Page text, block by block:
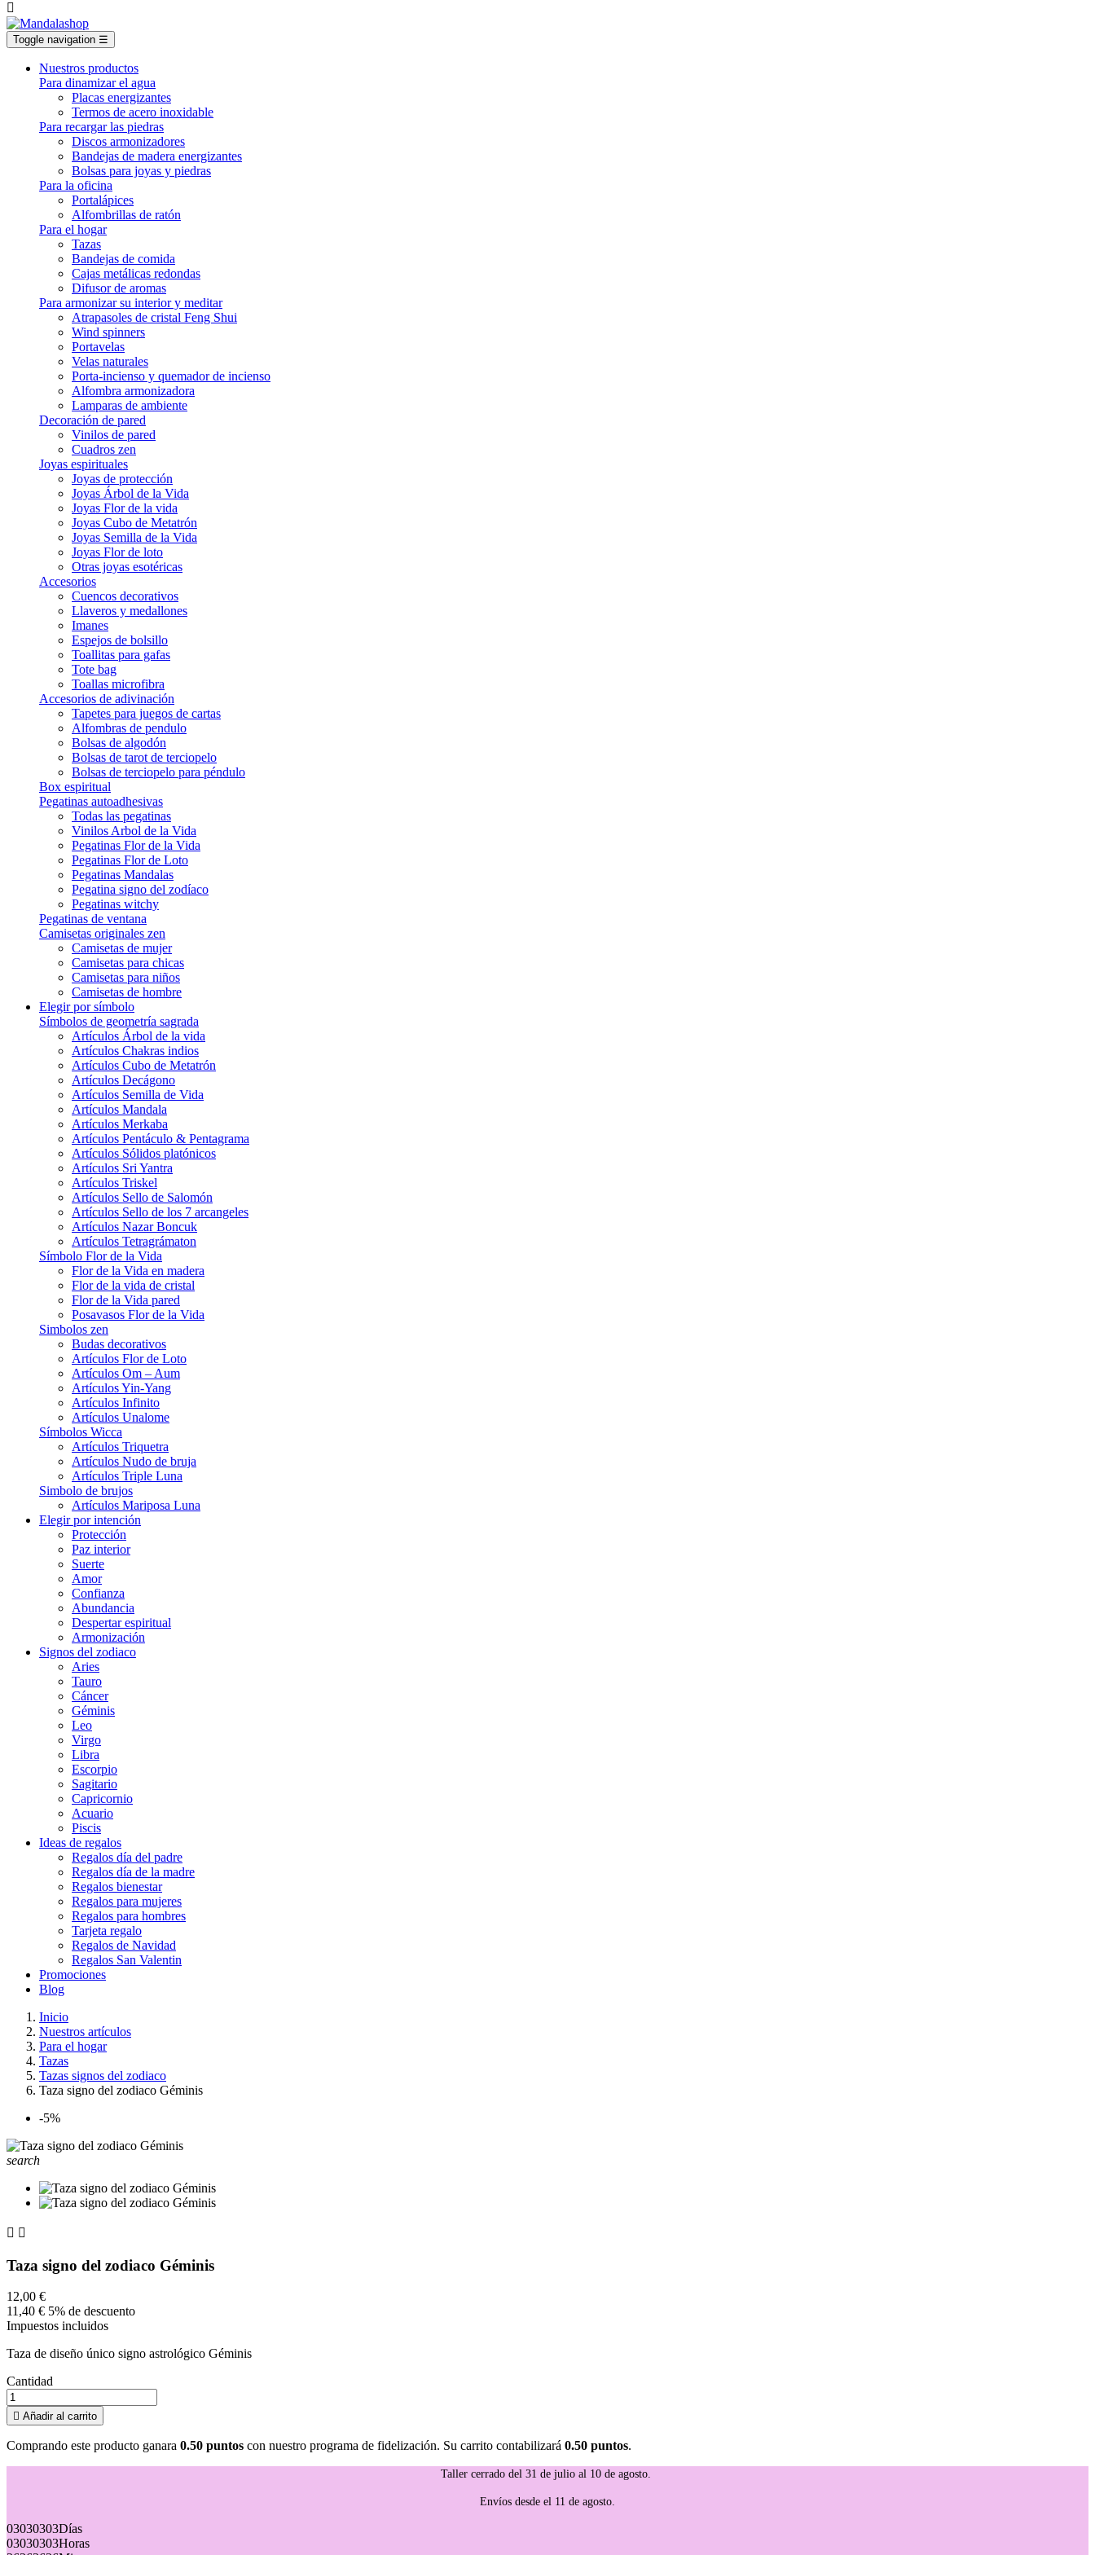

Toggle navigation ☰
Nuestros productos
Para dinamizar el agua
Placas energizantes
Termos de acero inoxidable
Para recargar las piedras
Discos armonizadores
Bandejas de madera energizantes
Bolsas para joyas y piedras
Para la oficina
Portalápices
Alfombrillas de ratón
Para el hogar
Tazas
Bandejas de comida
Cajas metálicas redondas
Difusor de aromas
Para armonizar su interior y meditar
Atrapasoles de cristal Feng Shui
Wind spinners
Portavelas
Velas naturales
Porta-incienso y quemador de incienso
Alfombra armonizadora
Lamparas de ambiente
Decoración de pared
Vinilos de pared
Cuadros zen
Joyas espirituales
Joyas de protección
Joyas Árbol de la Vida
Joyas Flor de la vida
Joyas Cubo de Metatrón
Joyas Semilla de la Vida
Joyas Flor de loto
Otras joyas esotéricas
Accesorios
Cuencos decorativos
Llaveros y medallones
Imanes
Espejos de bolsillo
Toallitas para gafas
Tote bag
Toallas microfibra
Accesorios de adivinación
Tapetes para juegos de cartas
Alfombras de pendulo
Bolsas de algodón
Bolsas de tarot de terciopelo
Bolsas de terciopelo para péndulo
Box espiritual
Pegatinas autoadhesivas
Todas las pegatinas
Vinilos Arbol de la Vida
Pegatinas Flor de la Vida
Pegatinas Flor de Loto
Pegatinas Mandalas
Pegatina signo del zodíaco
Pegatinas witchy
Pegatinas de ventana
Camisetas originales zen
Camisetas de mujer
Camisetas para chicas
Camisetas para niños
Camisetas de hombre
Elegir por símbolo
Símbolos de geometría sagrada
Artículos Árbol de la vida
Artículos Chakras indios
Artículos Cubo de Metatrón
Artículos Decágono
Artículos Semilla de Vida
Artículos Mandala
Artículos Merkaba
Artículos Pentáculo & Pentagrama
Artículos Sólidos platónicos
Artículos Sri Yantra
Artículos Triskel
Artículos Sello de Salomón
Artículos Sello de los 7 arcangeles
Artículos Nazar Boncuk
Artículos Tetragrámaton
Símbolo Flor de la Vida
Flor de la Vida en madera
Flor de la vida de cristal
Flor de la Vida pared
Posavasos Flor de la Vida
Simbolos zen
Budas decorativos
Artículos Flor de Loto
Artículos Om – Aum
Artículos Yin-Yang
Artículos Infinito
Artículos Unalome
Símbolos Wicca
Artículos Triquetra
Artículos Nudo de bruja
Artículos Triple Luna
Simbolo de brujos
Artículos Mariposa Luna
Elegir por intención
Protección
Paz interior
Suerte
Amor
Confianza
Abundancia
Despertar espiritual
Armonización
Signos del zodiaco
Aries
Tauro
Cáncer
Géminis
Leo
Virgo
Libra
Escorpio
Sagitario
Capricornio
Acuario
Piscis
Ideas de regalos
Regalos día del padre
Regalos día de la madre
Regalos bienestar
Regalos para mujeres
Regalos para hombres
Tarjeta regalo
Regalos de Navidad
Regalos San Valentin
Promociones
Blog
Inicio
Nuestros artículos
Para el hogar
Tazas
Tazas signos del zodiaco
Taza signo del zodiaco Géminis
-5%
search
 
Taza signo del zodiaco Géminis
12,00 €
11,40 € 5% de descuento
Impuestos incluidos
Taza de diseño único signo astrológico Géminis
Cantidad
 Añadir al carrito
Comprando este producto ganara 0.50 puntos con nuestro programa de fidelización. Su carrito contabilizará 0.50 puntos.
Taller cerrado del 31 de julio al 10 de agosto.
Envíos desde el 11 de agosto.
03030303Días
03030303Horas